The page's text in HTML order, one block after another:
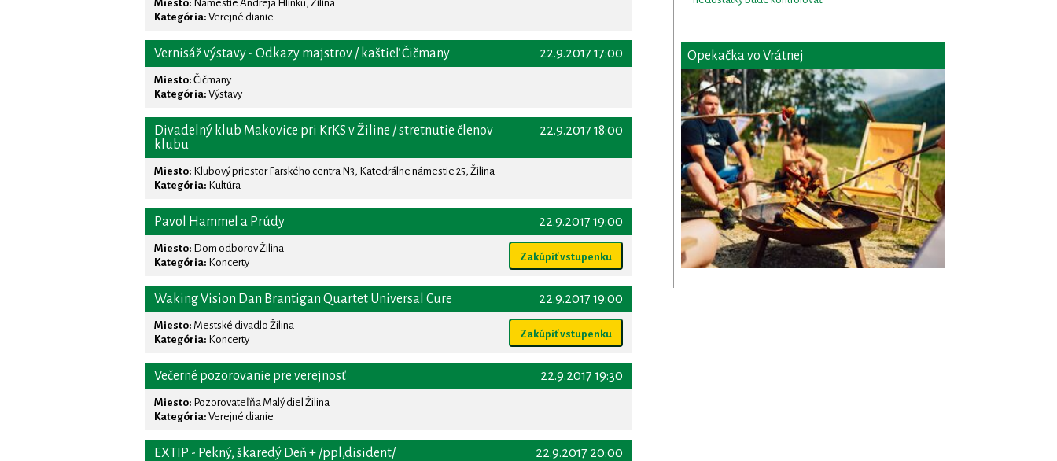
Miesto: Námestie Andreja Hlinku, Žilina
Kategória: Verejné dianie
22.9.2017 17:00
Vernisáž výstavy - Odkazy majstrov / kaštieľ Čičmany
Miesto: Čičmany
Kategória: Výstavy
22.9.2017 18:00
Divadelný klub Makovice pri KrKS v Žiline / stretnutie členov
klubu
Miesto: Klubový priestor Farského centra N3, Katedrálne námestie 25, Žilina
Kategória: Kultúra
22.9.2017 19:00
Pavol Hammel a Prúdy
Zakúpiť vstupenku
Miesto: Dom odborov Žilina
Kategória: Koncerty
22.9.2017 19:00
Waking Vision Dan Brantigan Quartet Universal Cure
Zakúpiť vstupenku
Miesto: Mestské divadlo Žilina
Kategória: Koncerty
22.9.2017 19:30
Večerné pozorovanie pre verejnosť
Miesto: Pozorovateľňa Malý diel Žilina
Kategória: Verejné dianie
22.9.2017 20:00
EXTIP - Pekný, škaredý Deň + /ppl,disident/
Opekačka vo Vrátnej